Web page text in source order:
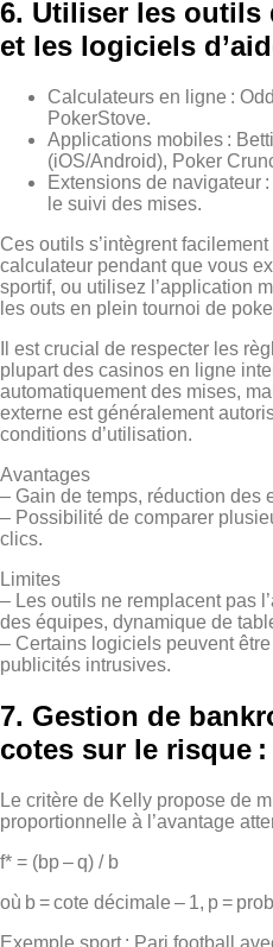
6. Utiliser les outils
et les logiciels
Calculateurs en ligne :
PokerStove.
Applications mobiles :
(iOS/Android), Poker
Extensions de navigateur
le suivi des mises.
Ces outils s’intègrent
calculateur pendant que vous
sportif, ou utilisez l’application
les outs en plein tournoi de
Il est crucial de respecter les
plupart des casinos en ligne
automatiquement des mises,
externe est généralement
conditions d’utilisation.
Avantages
– Gain de temps, réduction des
– Possibilité de comparer
clics.
Limites
– Les outils ne remplacent pas
des équipes, dynamique de
– Certains logiciels peuvent
publicités intrusives.
7. Gestion de
cotes sur le risque
Le critère de Kelly propose de
proportionnelle à l’avantage
f* = (bp – q) / b
où b = cote décimale – 1, p =
Exemple sport : Pari football